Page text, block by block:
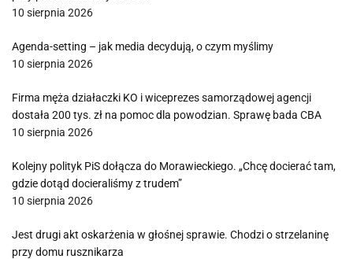
10 sierpnia 2026
Agenda-setting – jak media decydują, o czym myślimy
10 sierpnia 2026
Firma męża działaczki KO i wiceprezes samorządowej agencji
dostała 200 tys. zł na pomoc dla powodzian. Sprawę bada CBA
10 sierpnia 2026
Kolejny polityk PiS dołącza do Morawieckiego. „Chcę docierać tam,
gdzie dotąd docieraliśmy z trudem”
10 sierpnia 2026
Jest drugi akt oskarżenia w głośnej sprawie. Chodzi o strzelaninę
przy domu rusznikarza